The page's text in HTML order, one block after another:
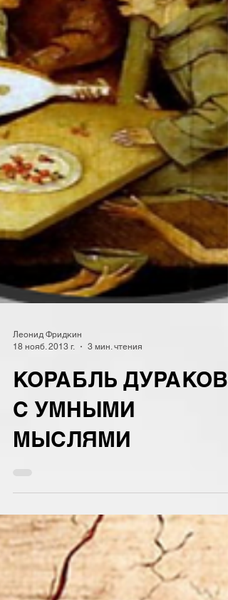
18 нояб. 2013 г.
3 мин. чтения
КОРАБЛЬ ДУРАКОВ
С УМНЫМИ